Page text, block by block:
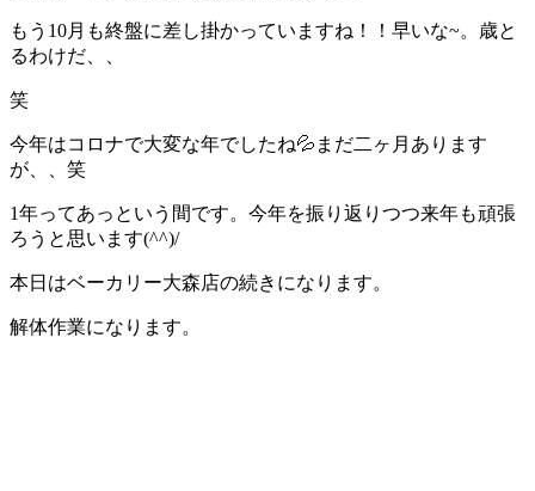
もう10月も終盤に差し掛かっていますね！！早いな~。歳と
るわけだ、、
笑
今年はコロナで大変な年でしたね💦まだ二ヶ月あります
が、、笑
1年ってあっという間です。今年を振り返りつつ来年も頑張
ろうと思います(^^)/
本日はベーカリー大森店の続きになります。
解体作業になります。